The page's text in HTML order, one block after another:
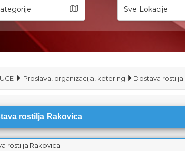
Sve Lokacije
Proslava, organizacija, ketering Dostava
rostilja Rakovica